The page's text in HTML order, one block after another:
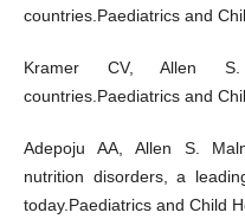
countries.Paediatrics and
Kramer CV, Allen S.
countries.Paediatrics and
Adepoju AA, Allen S.
nutrition disorders, a
today.Paediatrics and Child